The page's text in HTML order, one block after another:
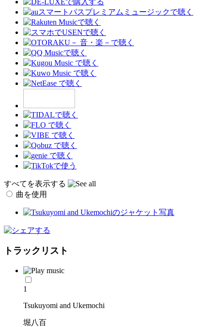
すべてを表示する
曲を使用
トラックリスト
1
Tsukuyomi and Ukemochi
堀八百